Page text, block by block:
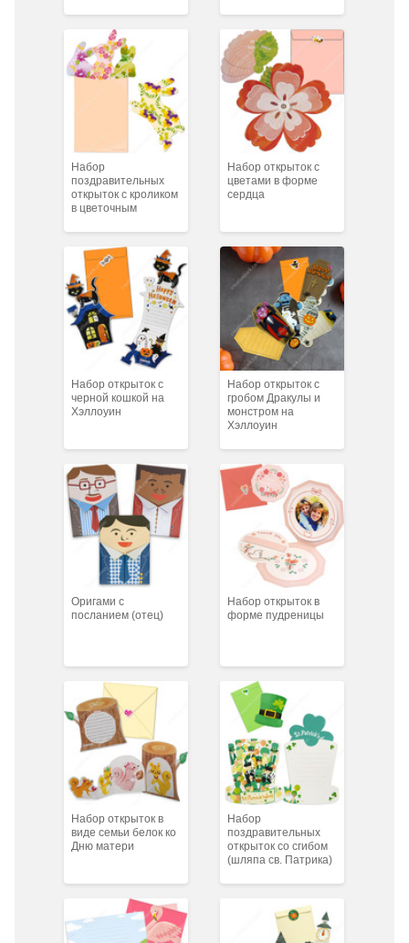
Набор
поздравительных
открыток с кроликом
в цветочным
Набор открыток с
цветами в форме
сердца
Набор открыток с
черной кошкой на
Хэллоуин
Набор открыток с
гробом Дракулы и
монстром на
Хэллоуин
Оригами с
посланием (отец)
Набор открыток в
форме пудреницы
Набор открыток в
виде семьи белок ко
Дню матери
Набор
поздравительных
открыток со сгибом
(шляпа св. Патрика)